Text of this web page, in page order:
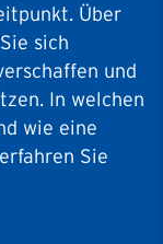
Über
sich
und
In welchen
wie eine
Sie